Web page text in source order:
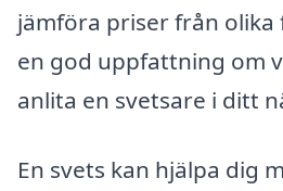
jämföra priser från olika
en god uppfattning om
anlita en svetsare i ditt
En svets kan hjälpa dig